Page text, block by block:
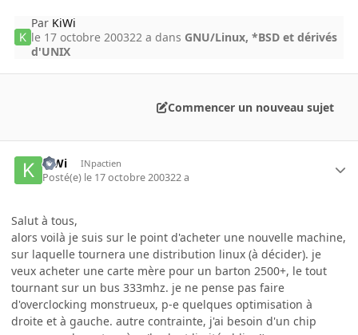
Par KiWi
le 17 octobre 200322 a dans GNU/Linux, *BSD et dérivés
d'UNIX
Commencer un nouveau sujet
KiWi INpactien
Posté(e) le 17 octobre 200322 a
Salut à tous,
alors voilà je suis sur le point d'acheter une nouvelle machine,
sur laquelle tournera une distribution linux (à décider). je
veux acheter une carte mère pour un barton 2500+, le tout
tournant sur un bus 333mhz. je ne pense pas faire
d'overclocking monstrueux, p-e quelques optimisation à
droite et à gauche. autre contrainte, j'ai besoin d'un chip